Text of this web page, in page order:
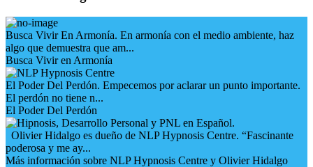
Busca Vivir En Armonía. En armonía con el medio ambiente, haz
algo que demuestra que am...
Busca Vivir en Armonía
El Poder Del Perdón. Empecemos por aclarar un punto importante.
El perdón no tiene n...
El Poder Del Perdón
Olivier Hidalgo es dueño de NLP Hypnosis Centre. “Fascinante
poderosa y me ay...
Más información sobre NLP Hypnosis Centre y Olivier Hidalgo